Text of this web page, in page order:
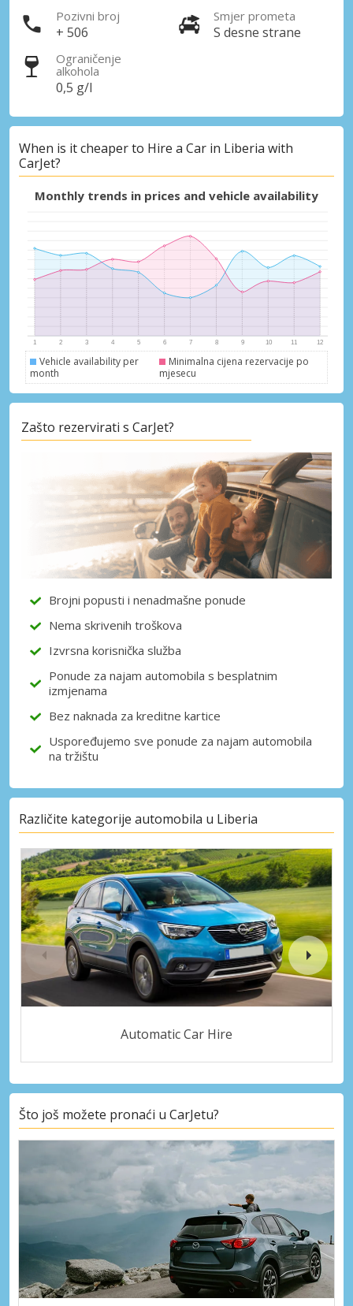
Posebni popusti
Pristupite ekskluzivnim ponudama naših
Prijava putem eLinka
Pozivni broj
+ 506
Smjer prometa
S desne strane
Ograničenje
alkohola
0,5 g/l
When is it cheaper to Hire a Car in Liberia with
CarJet?
Monthly trends in prices and vehicle availability
Vehicle availability per
month
Minimalna cijena rezervacije po
mjesecu
Zašto rezervirati s CarJet?
Brojni popusti i nenadmašne ponude
Nema skrivenih troškova
Izvrsna korisnička služba
Ponude za najam automobila s besplatnim
izmjenama
Bez naknada za kreditne kartice
Uspoređujemo sve ponude za najam automobila
na tržištu
Različite kategorije automobila u Liberia
Automatic Car Hire
Što još možete pronaći u CarJetu?